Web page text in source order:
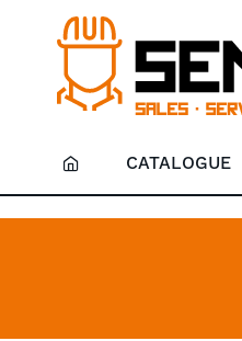
CATALOGUE